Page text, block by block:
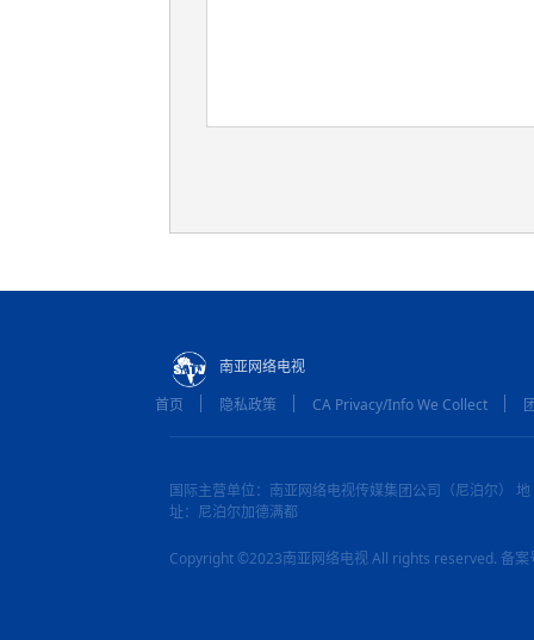
南亚网络电视
首页
隐私政策 CA Privacy/Info We Collect
国际主营单位：南亚网络电视传媒集团公司（尼泊尔） 地
址：尼泊尔加德满都
Copyright ©2023南亚网络电视 All rights reserved. 备